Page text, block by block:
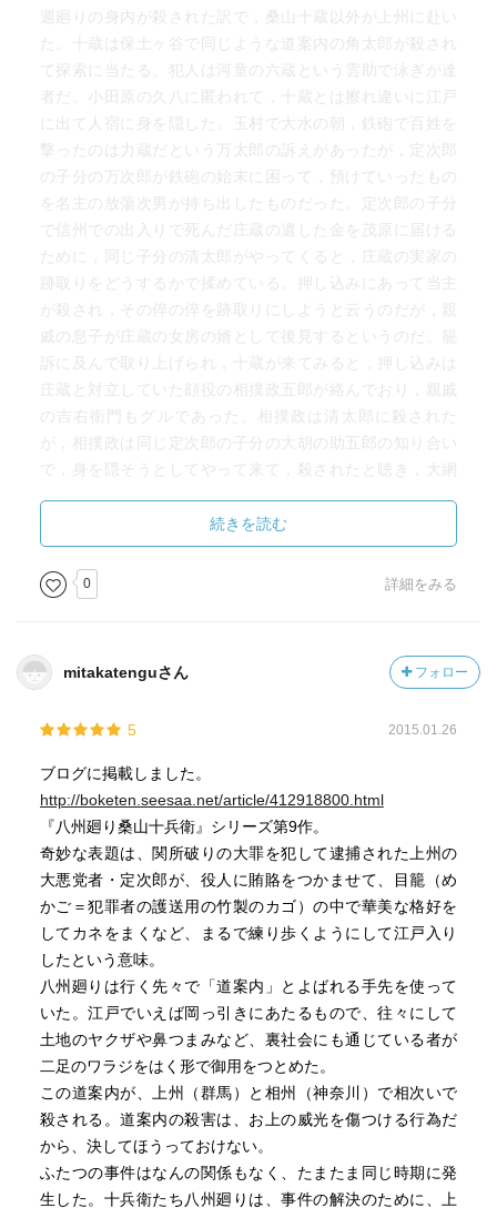
週廻りの身内が殺された訳で，桑山十蔵以外が上州に赴い
た。十蔵は保土ヶ谷で同じような道案内の角太郎が殺され
て探索に当たる。犯人は河童の六蔵という雲助で泳ぎが達
者だ。小田原の久八に匿われて，十蔵とは擦れ違いに江戸
に出て人宿に身を隠した。玉村で大水の朝，鉄砲で百姓を
撃ったのは力蔵だという万太郎の訴えがあったが，定次郎
の子分の万次郎が鉄砲の始末に困って，預けていったもの
を名主の放蕩次男が持ち出したものだった。定次郎の子分
で信州での出入りで死んだ庄蔵の遺した金を茂原に届ける
ために，同じ子分の清太郎がやってくると，庄蔵の実家の
跡取りをどうするかで揉めている。押し込みにあって当主
が殺され，その倅の倅を跡取りにしようと云うのだが，親
戚の息子が庄蔵の女房の婿として後見するというのだ。籠
訴に及んで取り上げられ，十蔵が来てみると，押し込みは
庄蔵と対立していた顔役の相撲政五郎が絡んでおり，親戚
の吉右衛門もグルであった。相撲政は清太郎に殺された
が，相撲政は同じ定次郎の子分の大胡の助五郎の知り合い
で，身を隠そうとしてやって来て，殺されたと聴き，大網
ど金を蓄えているのを聞きつけ，押し込んで奪い，銚子方
面に逃れようとして，又蔵に愛想を尽かして付いてきた女
房に大声を出されて，横芝で捕まった。夷隅郡の郷士出身
の十蔵の妻・登勢が実家で男子を産むのに立ち会えた。野
の六蔵が尋ねの惣右衛門を助けて尋ねになっている甥が死
んでいる事を突き止めて礼金を貰えるはずなのに，検死に
案内の幸平の甥・音吉が，定次郎の娘の居る鍛冶屋を見張
っていたが，道楽息子に孕まされたみちが利根川に身を投
ってしまった。本当はみちの父である定次郎を殺してやろ
うとしていたが，祝言の日に定次郎が現れ，挨拶を為した
後，誤って幸平を殺す原因を作った博打打ちの政吉の賭場
で，道楽者と胴元を殺して，十蔵と立ち合い，いなされて
縛に付いた。定次郎の昔の女が役人に鼻薬を効かせて，縮
緬の衣と褞袍二枚を着込んで，銭をばらまきながら江戸に
入ったのを見た六蔵は，いずれ自分も同じ道を歩きたいと
思い始めた。江戸で別の人宿に潜り込んだ六蔵は，大名行
列を見物に来て軽い卒中を起こした名主を平塚の先に送る
手に黄金を貯めた小前百姓が３００両の結納で迎えようと
した花嫁に村人が嫌がらせを仕掛けたと，咄嗟に花嫁を救
ったのだが，花婿とは知り合いであったために捕縛され
た。希望は，定次郎と同じようにお練りで江戸入りするこ
とだが，当てが外れて唐丸籠で護送された～複雑なストー
続きを読む
0 詳細をみる
mitakatenguさん フォロー
5 2015.01.26
ブログに掲載しました。
http://boketen.seesaa.net/article/412918800.html
『八州廻り桑山十兵衛』シリーズ第9作。
奇妙な表題は、関所破りの大罪を犯して逮捕された上州の
大悪党者・定次郎が、役人に賄賂をつかませて、目籠（め
かご＝犯罪者の護送用の竹製のカゴ）の中で華美な格好を
してカネをまくなど、まるで練り歩くようにして江戸入り
したという意味。
八州廻りは行く先々で「道案内」とよばれる手先を使って
いた。江戸でいえば岡っ引きにあたるもので、往々にして
土地のヤクザや鼻つまみなど、裏社会にも通じている者が
二足のワラジをはく形で御用をつとめた。
この道案内が、上州（群馬）と相州（神奈川）で相次いで
殺される。道案内の殺害は、お上の威光を傷つける行為だ
から、決してほうっておけない。
ふたつの事件はなんの関係もなく、たまたま同じ時期に発
生した。十兵衛たち八州廻りは、事件の解決のために、上